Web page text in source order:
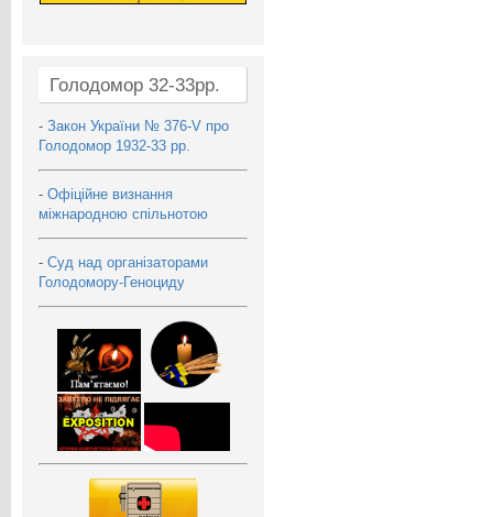
Голодомор 32-33рр.
- Закон України № 376-V про
Голодомор 1932-33 рр.
- Офіційне визнання
міжнародною спільнотою
- Суд над організаторами
Голодомору-Геноциду